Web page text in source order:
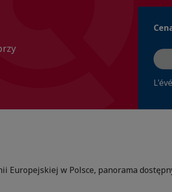
Europejskiej w Polsce, panorama